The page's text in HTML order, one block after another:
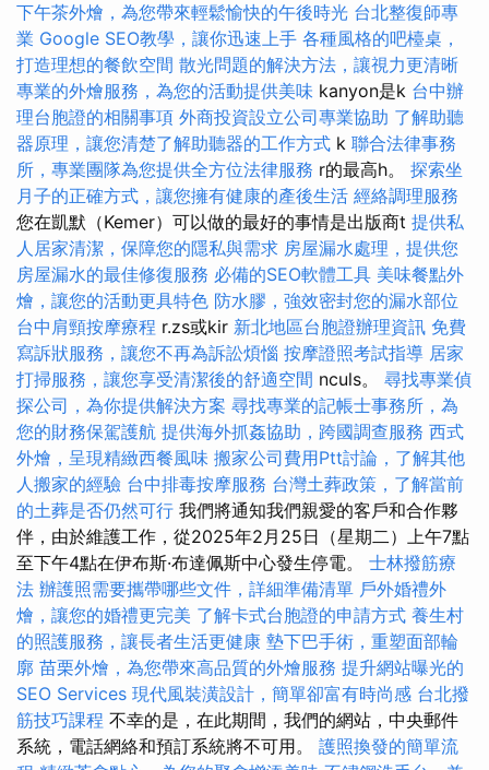
下午茶外燴，為您帶來輕鬆愉快的午後時光 台北整復師專
業 Google SEO教學，讓你迅速上手 各種風格的吧檯桌，
打造理想的餐飲空間 散光問題的解決方法，讓視力更清晰
專業的外燴服務，為您的活動提供美味 kanyon是k 台中辦
理台胞證的相關事項 外商投資設立公司專業協助 了解助聽
器原理，讓您清楚了解助聽器的工作方式 k 聯合法律事務
所，專業團隊為您提供全方位法律服務 r的最高h。 探索坐
月子的正確方式，讓您擁有健康的產後生活 經絡調理服務
您在凱默（Kemer）可以做的最好的事情是出版商t 提供私
人居家清潔，保障您的隱私與需求 房屋漏水處理，提供您
房屋漏水的最佳修復服務 必備的SEO軟體工具 美味餐點外
燴，讓您的活動更具特色 防水膠，強效密封您的漏水部位
台中肩頸按摩療程 r.zs或kir 新北地區台胞證辦理資訊 免費
寫訴狀服務，讓您不再為訴訟煩惱 按摩證照考試指導 居家
打掃服務，讓您享受清潔後的舒適空間 nculs。 尋找專業偵
探公司，為你提供解決方案 尋找專業的記帳士事務所，為
您的財務保駕護航 提供海外抓姦協助，跨國調查服務 西式
外燴，呈現精緻西餐風味 搬家公司費用Ptt討論，了解其他
人搬家的經驗 台中排毒按摩服務 台灣土葬政策，了解當前
的土葬是否仍然可行 我們將通知我們親愛的客戶和合作夥
伴，由於維護工作，從2025年2月25日（星期二）上午7點
至下午4點在伊布斯·布達佩斯中心發生停電。 士林撥筋療
法 辦護照需要攜帶哪些文件，詳細準備清單 戶外婚禮外
燴，讓您的婚禮更完美 了解卡式台胞證的申請方式 養生村
的照護服務，讓長者生活更健康 墊下巴手術，重塑面部輪
廓 苗栗外燴，為您帶來高品質的外燴服務 提升網站曝光的
SEO Services 現代風裝潢設計，簡單卻富有時尚感 台北撥
筋技巧課程 不幸的是，在此期間，我們的網站，中央郵件
系統，電話網絡和預訂系統將不可用。 護照換發的簡單流